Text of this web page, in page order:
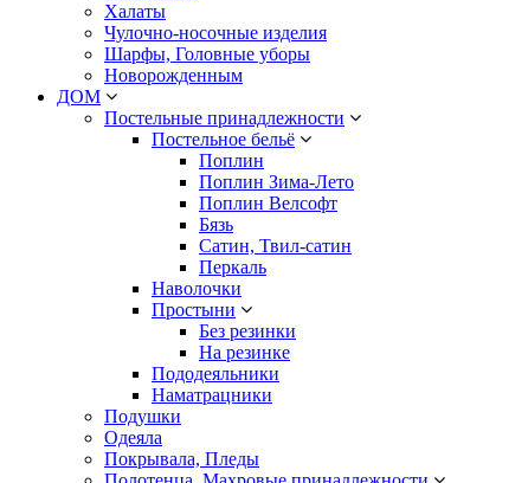
Халаты
Чулочно-носочные изделия
Шарфы, Головные уборы
Новорожденным
ДОМ
Постельные принадлежности
Постельное бельё
Поплин
Поплин Зима-Лето
Поплин Велсофт
Бязь
Сатин, Твил-сатин
Перкаль
Наволочки
Простыни
Без резинки
На резинке
Пододеяльники
Наматрацники
Подушки
Одеяла
Покрывала, Пледы